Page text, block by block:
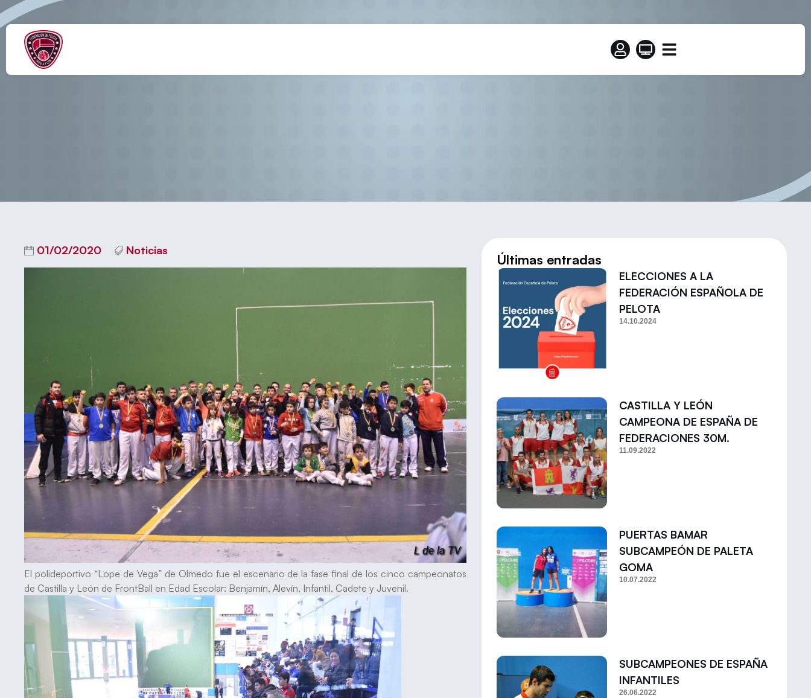
01/02/2020 Noticias
El polideportivo “Lope de Vega” de Olmedo fue el escenario de la fase final de los cinco campeonatos
de Castilla y León de FrontBall en Edad Escolar: Benjamín, Alevín, Infantil, Cadete y Juvenil.
Últimas entradas
ELECCIONES A LA
FEDERACIÓN ESPAÑOLA DE
PELOTA
14.10.2024
CASTILLA Y LEÓN
CAMPEONA DE ESPAÑA DE
FEDERACIONES 30M.
11.09.2022
PUERTAS BAMAR
SUBCAMPEÓN DE PALETA
GOMA
10.07.2022
SUBCAMPEONES DE ESPAÑA
INFANTILES
26.06.2022